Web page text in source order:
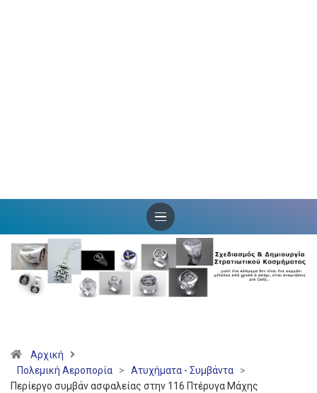
Αρχική
Πολεμική Αεροπορία
> Ατυχήματα - Συμβάντα
>
Περίεργο συμβάν ασφαλείας στην 116 Πτέρυγα Μάχης